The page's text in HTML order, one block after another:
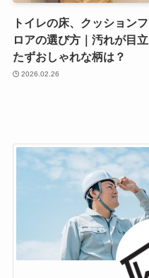
トイレの床、クッションフ
ロアの選び方｜汚れが目立
たずおしゃれな柄は？
2026.02.26